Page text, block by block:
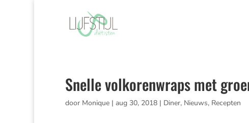
Snelle volkorenwraps met
door Monique| aug 30, 2018| Diner, Nieuws, Recepten